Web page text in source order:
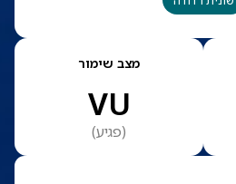
מצב שימור
VU
(פגיע)